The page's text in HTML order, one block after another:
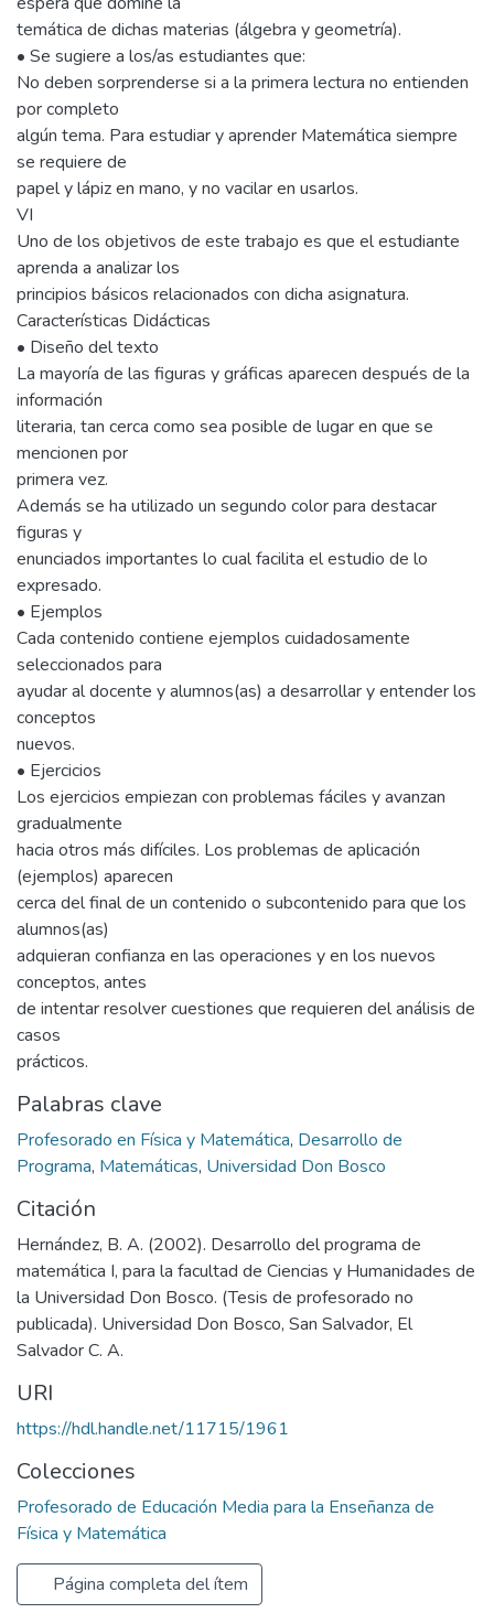
temática de dichas materias (álgebra y geometría).
• Se sugiere a los/as estudiantes que:
No deben sorprenderse si a la primera lectura no entienden
por completo
algún tema. Para estudiar y aprender Matemática siempre
se requiere de
papel y lápiz en mano, y no vacilar en usarlos.
VI
Uno de los objetivos de este trabajo es que el estudiante
aprenda a analizar los
principios básicos relacionados con dicha asignatura.
Características Didácticas
• Diseño del texto
La mayoría de las figuras y gráficas aparecen después de la
información
literaria, tan cerca como sea posible de lugar en que se
mencionen por
primera vez.
Además se ha utilizado un segundo color para destacar
figuras y
enunciados importantes lo cual facilita el estudio de lo
expresado.
• Ejemplos
Cada contenido contiene ejemplos cuidadosamente
seleccionados para
ayudar al docente y alumnos(as) a desarrollar y entender los
conceptos
nuevos.
• Ejercicios
Los ejercicios empiezan con problemas fáciles y avanzan
gradualmente
hacia otros más difíciles. Los problemas de aplicación
(ejemplos) aparecen
cerca del final de un contenido o subcontenido para que los
alumnos(as)
adquieran confianza en las operaciones y en los nuevos
conceptos, antes
de intentar resolver cuestiones que requieren del análisis de
casos
prácticos.
Palabras clave
Profesorado en Física y Matemática, Desarrollo de
Programa, Matemáticas, Universidad Don Bosco
Citación
Hernández, B. A. (2002). Desarrollo del programa de
matemática I, para la facultad de Ciencias y Humanidades de
la Universidad Don Bosco. (Tesis de profesorado no
publicada). Universidad Don Bosco, San Salvador, El
Salvador C. A.
URI
https://hdl.handle.net/11715/1961
Colecciones
Profesorado de Educación Media para la Enseñanza de
Física y Matemática
Página completa del ítem